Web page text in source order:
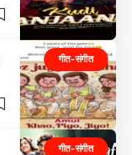
गीत-संगीत
गीत-संगीत